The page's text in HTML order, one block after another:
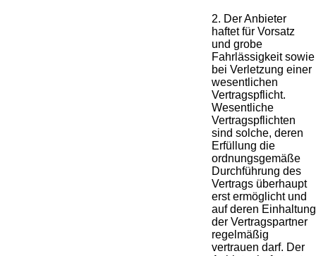
2. Der Anbieter
haftet für Vorsatz
und grobe
Fahrlässigkeit sowie
bei Verletzung einer
wesentlichen
Vertragspflicht.
Wesentliche
Vertragspflichten
sind solche, deren
Erfüllung die
ordnungsgemäße
Durchführung des
Vertrags überhaupt
erst ermöglicht und
auf deren Einhaltung
der Vertragspartner
regelmäßig
vertrauen darf. Der